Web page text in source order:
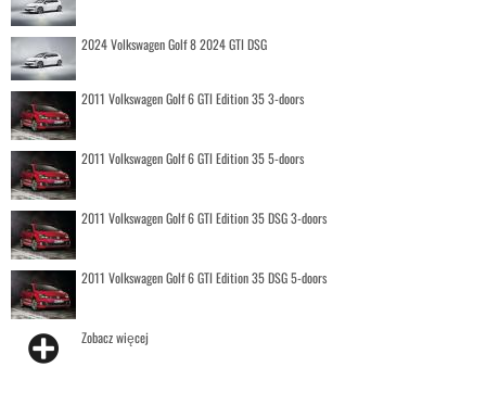
2024 Volkswagen Golf 8 2024 GTI DSG
2011 Volkswagen Golf 6 GTI Edition 35 3-doors
2011 Volkswagen Golf 6 GTI Edition 35 5-doors
2011 Volkswagen Golf 6 GTI Edition 35 DSG 3-doors
2011 Volkswagen Golf 6 GTI Edition 35 DSG 5-doors
Zobacz więcej